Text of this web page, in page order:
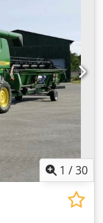
1 /30